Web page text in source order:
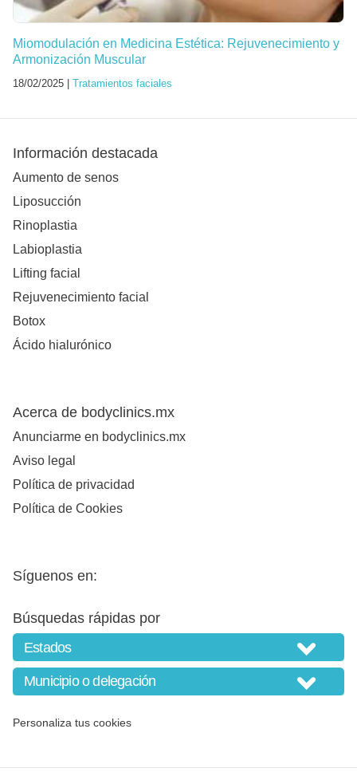
Miomodulación en Medicina Estética: Rejuvenecimiento y
Armonización Muscular
18/02/2025 | Tratamientos faciales
Información destacada
Aumento de senos
Liposucción
Rinoplastia
Labioplastia
Lifting facial
Rejuvenecimiento facial
Botox
Ácido hialurónico
Acerca de bodyclinics.mx
Anunciarme en bodyclinics.mx
Aviso legal
Política de privacidad
Política de Cookies
Síguenos en:
Búsquedas rápidas por
Personaliza tus cookies